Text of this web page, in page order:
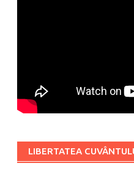
LIBERTATEA